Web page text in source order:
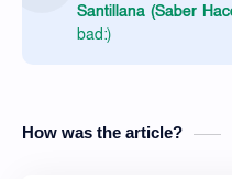
Santillana (Saber
bad:)